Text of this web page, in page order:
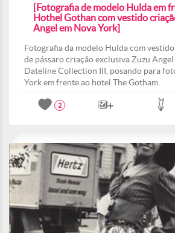
[Fotografia de modelo Hulda em
Hothel Gothan com vestido
Angel em Nova York]
Fotografia da modelo Hulda com
de pássaro criação exclusiva Zuzu
Dateline Collection III, posando para
York em frente ao hotel The Gotham.
2